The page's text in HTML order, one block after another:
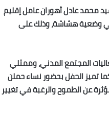
محمد عادل أهوران عامل إقليم
في وضعية هشاشة، وذلك على
المجتمع المدني، وممثلي
تميز الحفل بحضور نساء حملن
عن الطموح والرغبة في تغيير